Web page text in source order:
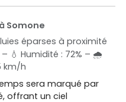
Somone
éparses à proximité
– 💧 Humidité : 72% – 🌧️
km/h
sera marqué par
offrant un ciel